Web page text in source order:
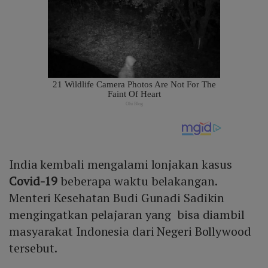
India kembali mengalami lonjakan kasus
Covid-19beberapa waktu belakangan.
Menteri Kesehatan Budi Gunadi Sadikin
mengingatkan pelajaran yang bisa diambil
masyarakat Indonesia dari Negeri Bollywood
tersebut.